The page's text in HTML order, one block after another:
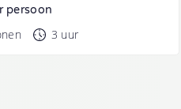
persoon
3 uur